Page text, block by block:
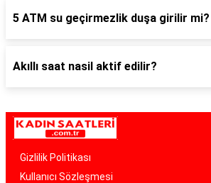
5 ATM su geçirmezlik duşa girilir mi?
Akıllı saat nasil aktif edilir?
Gizlilik Politikası
Kullanıcı Sözleşmesi